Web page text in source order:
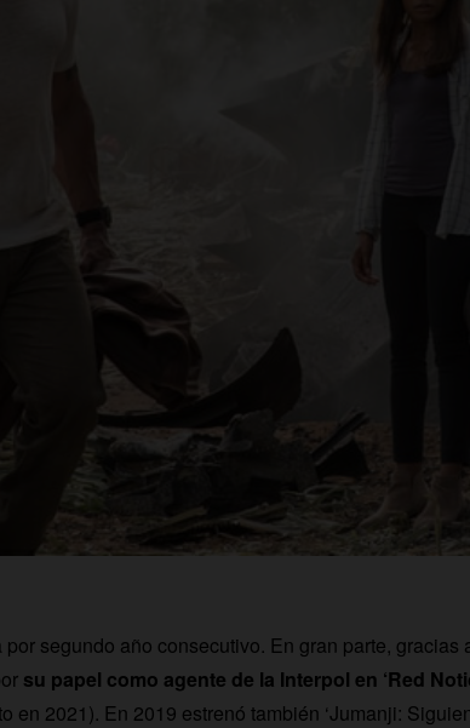
segundo año consecutivo. En gran parte, gracias
su papel como agente de la Interpol en ‘Red
en 2021). En 2019 estrenó también ‘Jumanji: